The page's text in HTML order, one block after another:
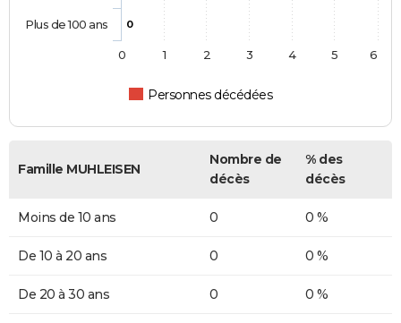
0
Personnes décédées
Plus de 100 ans
0 1 2 3 4 5 6
Famille MUHLEISEN
Nombre de
décès
% des
décès
Moins de 10 ans 0 0 %
De 10 à 20 ans 0 0 %
De 20 à 30 ans 0 0 %